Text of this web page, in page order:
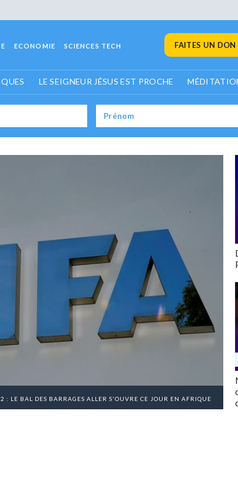
ECONOMIE SCIENCES TECH FAITES UN
LE SEIGNEUR JÉSUS EST PROCHE
LE BAL DES BARRAGES ALLER S'OUVRE CE JOUR EN AFRIQUE